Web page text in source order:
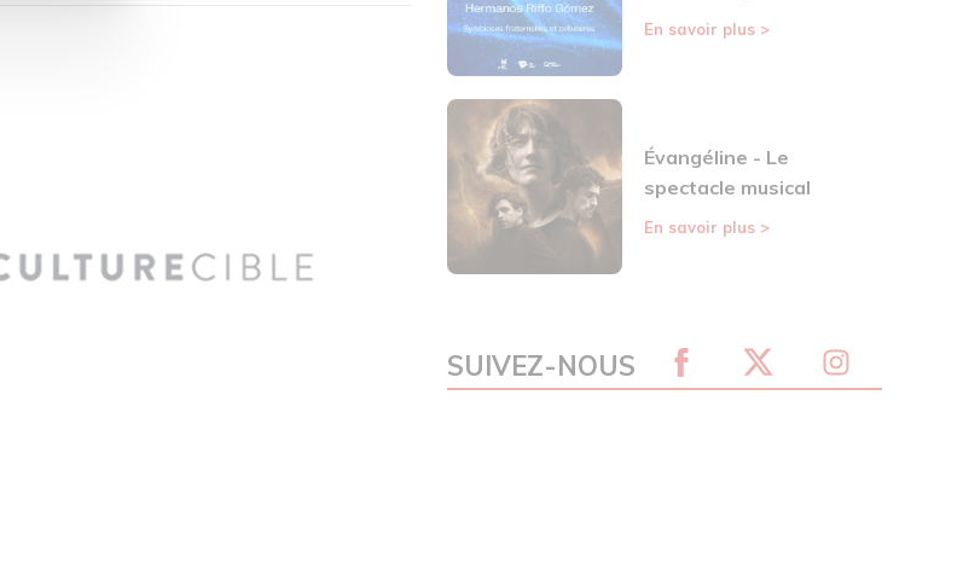
En savoir plus >
Évangéline - Le
spectacle musical
En savoir plus >
SUIVEZ-NOUS